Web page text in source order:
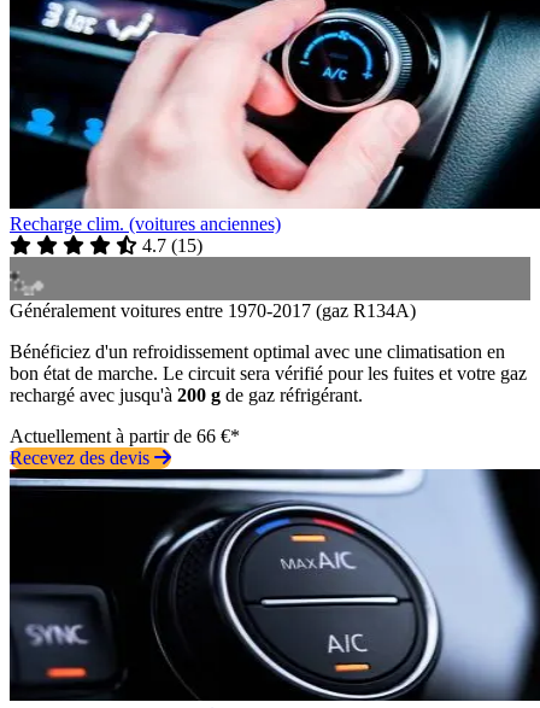
Recharge clim. (voitures anciennes)
4.7 (15)
Généralement voitures entre 1970-2017 (gaz R134A)
Bénéficiez d'un refroidissement optimal avec une climatisation en
bon état de marche. Le circuit sera vérifié pour les fuites et votre gaz
rechargé avec jusqu'à 200 g de gaz réfrigérant.
Actuellement à partir de 66 €*
Recevez des devis